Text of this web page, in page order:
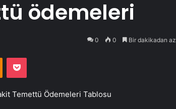
ödemeleri
0 0 Bir dakikadan az
Odnoklassniki
Pocket
Temettü Ödemeleri Tablosu